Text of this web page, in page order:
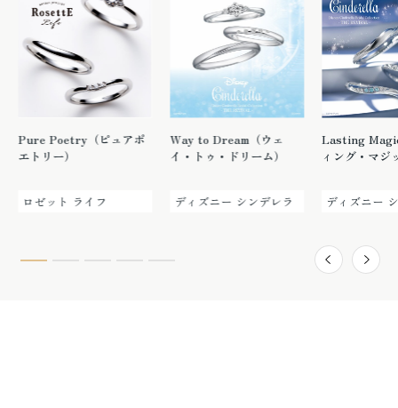
Pure Poetry（ピュアポ
エトリー）
ロゼット ライフ
Way to Dream（ウェ
イ・トゥ・ドリーム）
ディズニー シンデレラ
Lasting
ィング・マジ
ディズニー